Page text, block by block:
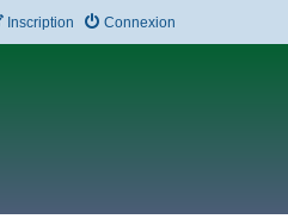
Connexion
Inscription